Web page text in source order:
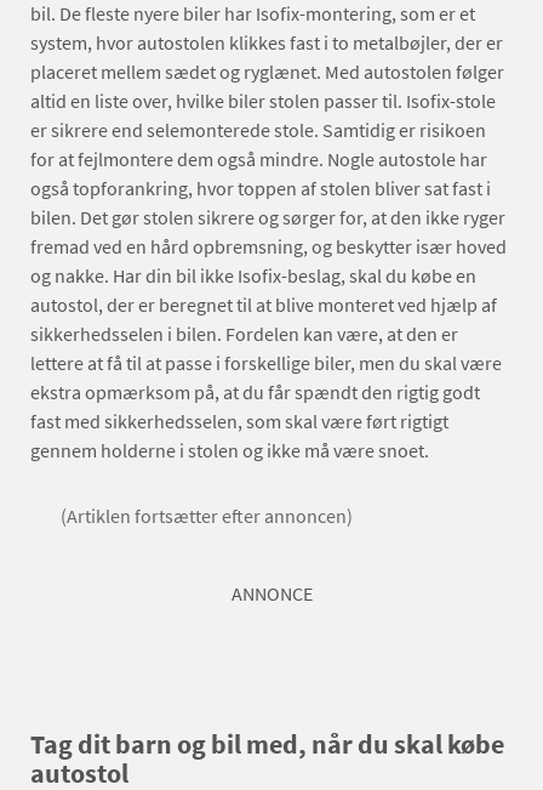
bil. De fleste nyere biler har Isofix-montering, som er et
system, hvor autostolen klikkes fast i to metalbøjler, der er
placeret mellem sædet og ryglænet. Med autostolen følger
altid en liste over, hvilke biler stolen passer til. Isofix-stole
er sikrere end selemonterede stole. Samtidig er risikoen
for at fejlmontere dem også mindre. Nogle autostole har
også topforankring, hvor toppen af stolen bliver sat fast i
bilen. Det gør stolen sikrere og sørger for, at den ikke ryger
fremad ved en hård opbremsning, og beskytter især hoved
og nakke. Har din bil ikke Isofix-beslag, skal du købe en
autostol, der er beregnet til at blive monteret ved hjælp af
sikkerhedsselen i bilen. Fordelen kan være, at den er
lettere at få til at passe i forskellige biler, men du skal være
ekstra opmærksom på, at du får spændt den rigtig godt
fast med sikkerhedsselen, som skal være ført rigtigt
gennem holderne i stolen og ikke må være snoet.
(Artiklen fortsætter efter annoncen)
ANNONCE
Tag dit barn og bil med, når du skal købe
autostol